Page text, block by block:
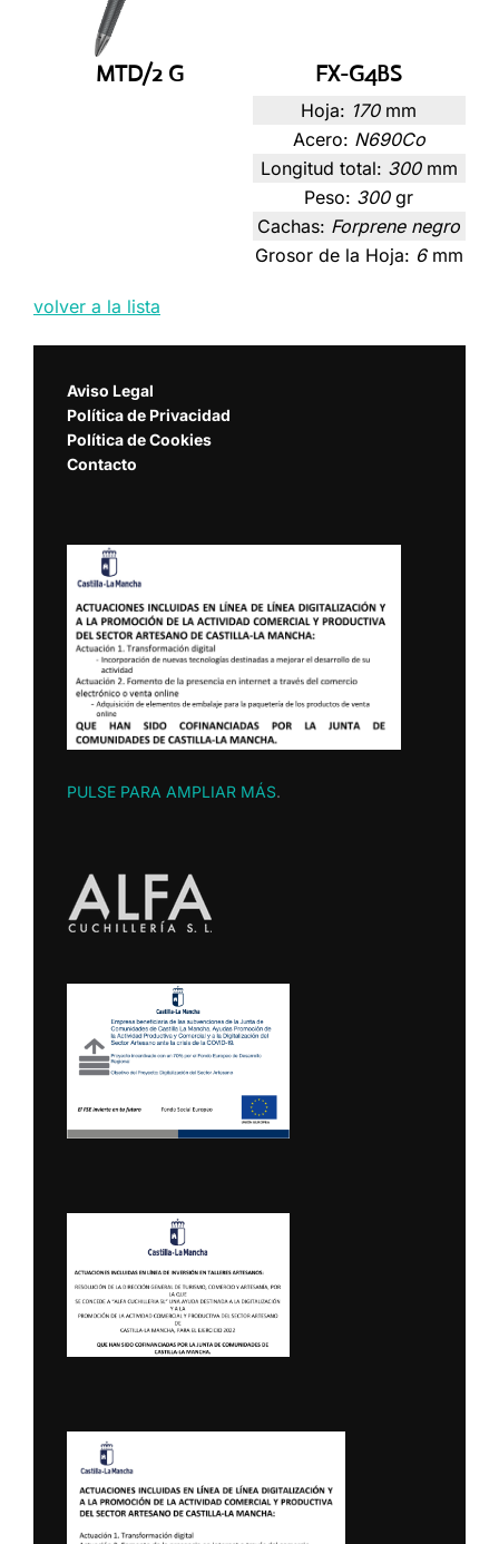
MTD/2 G FX-G4BS
Hoja: 170 mm
Acero: N690Co
Longitud total: 300 mm
Peso: 300 gr
Cachas: Forprene negro
Grosor de la Hoja: 6 mm
volver a la lista
Aviso Legal
Política de Privacidad
Política de Cookies
Contacto
PULSE PARA AMPLIAR MÁS.